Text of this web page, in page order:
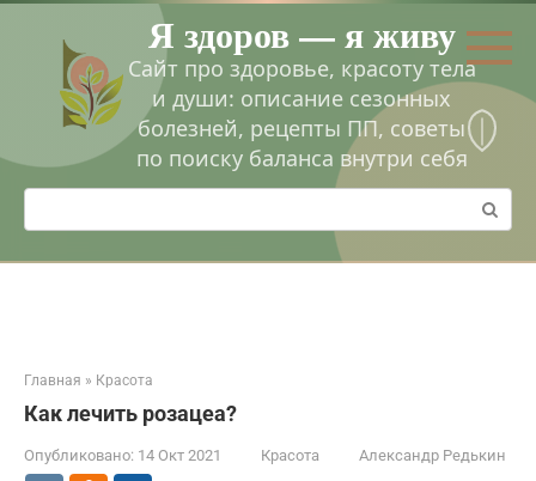
Перейти
контенту
Я здоров — я живу
Сайт про здоровье, красоту тела
и души: описание сезонных
болезней, рецепты ПП, советы
по поиску баланса внутри себя
Поиск:
Главная » Красота
Как лечить розацеа?
Опубликовано: 14 Окт 2021 Красота Александр Редькин